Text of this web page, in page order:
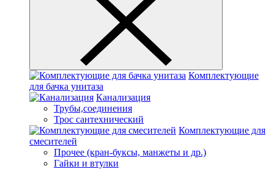
Комплектующие
для бачка унитаза
Канализация
Трубы,соединения
Трос сантехнический
Комплектующие для
смесителей
Прочее (кран-буксы, манжеты и др.)
Гайки и втулки